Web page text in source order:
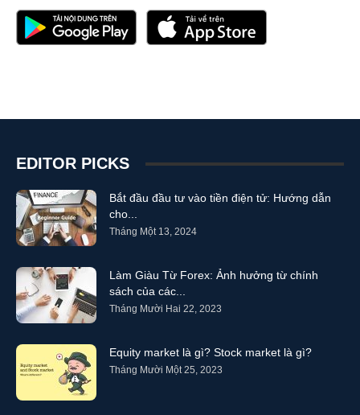
EDITOR PICKS
Bắt đầu đầu tư vào tiền điện tử: Hướng dẫn
cho...
Tháng Một 13, 2024
Làm Giàu Từ Forex: Ảnh hưởng từ chính
sách của các...
Tháng Mười Hai 22, 2023
Equity market là gì? Stock market là gì?
Tháng Mười Một 25, 2023